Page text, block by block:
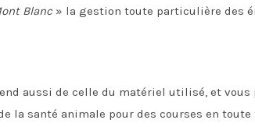
Blanc » la gestion toute particulière des
aussi de celle du matériel utilisé, et vous
la santé animale pour des courses en